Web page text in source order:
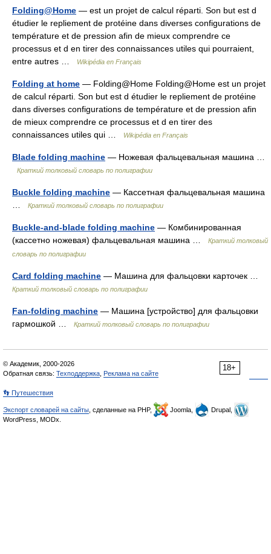
Folding@Home — est un projet de calcul réparti. Son but est d
étudier le repliement de protéine dans diverses configurations de
température et de pression afin de mieux comprendre ce
processus et d en tirer des connaissances utiles qui pourraient,
entre autres …
Wikipédia en Français
Folding at home — Folding@Home Folding@Home est un projet
de calcul réparti. Son but est d étudier le repliement de protéine
dans diverses configurations de température et de pression afin
de mieux comprendre ce processus et d en tirer des
connaissances utiles qui …
Wikipédia en Français
Blade folding machine — Ножевая фальцевальная машина …
Краткий толковый словарь по полиграфии
Buckle folding machine — Кассетная фальцевальная машина
Краткий толковый словарь по полиграфии
Buckle-and-blade folding machine — Комбинированная
(кассетно ножевая) фальцевальная машина …
Краткий толковый
словарь по полиграфии
Card folding machine — Машина для фальцовки карточек …
Краткий толковый словарь по полиграфии
Fan-folding machine — Машина [устройство] для фальцовки
гармошкой …
Краткий толковый словарь по полиграфии
18+
© Академик, 2000-2026
Обратная связь: Техподдержка Реклама на сайте
👣 Путешествия
Экспорт словарей на сайты , сделанные на PHP, Joomla,
Drupal,
WordPress, MODx.